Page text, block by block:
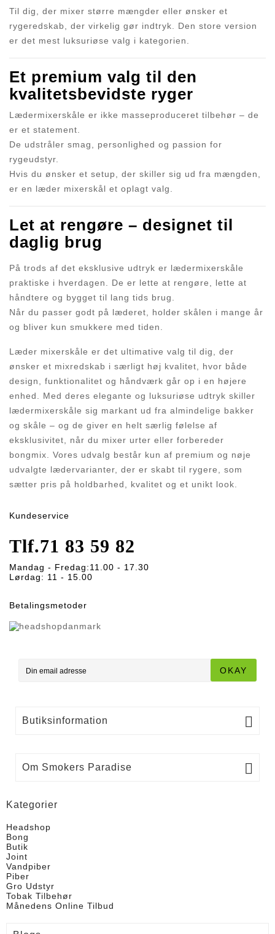
Til dig, der mixer større mængder eller ønsker et
rygeredskab, der virkelig gør indtryk. Den store version
er det mest luksuriøse valg i kategorien.
Et premium valg til den
kvalitetsbevidste ryger
Lædermixerskåle er ikke masseproduceret tilbehør – de
er et statement.
De udstråler smag, personlighed og passion for
rygeudstyr.
Hvis du ønsker et setup, der skiller sig ud fra mængden,
er en læder mixerskål et oplagt valg.
Let at rengøre – designet til
daglig brug
På trods af det eksklusive udtryk er lædermixerskåle
praktiske i hverdagen. De er lette at rengøre, lette at
håndtere og bygget til lang tids brug.
Når du passer godt på læderet, holder skålen i mange år
og bliver kun smukkere med tiden.
Læder mixerskåle er det ultimative valg til dig, der
ønsker et mixredskab i særligt høj kvalitet, hvor både
design, funktionalitet og håndværk går op i en højere
enhed. Med deres elegante og luksuriøse udtryk skiller
lædermixerskåle sig markant ud fra almindelige bakker
og skåle – og de giver en helt særlig følelse af
eksklusivitet, når du mixer urter eller forbereder
bongmix. Vores udvalg består kun af premium og nøje
udvalgte lædervarianter, der er skabt til rygere, som
sætter pris på holdbarhed, kvalitet og et unikt look.
Kundeservice
Tlf.71 83 59 82
Mandag - Fredag:11.00 - 17.30
Lørdag: 11 - 15.00
Betalingsmetoder
OKAY
Butiksinformation 
Om Smokers Paradise 
Kategorier
Headshop
Bong
Butik
Joint
Vandpiber
Piber
Gro Udstyr
Tobak Tilbehør
Månedens Online Tilbud